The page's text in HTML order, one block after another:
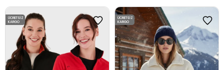
ÜCRETSIZ
KARGO
ÜCRETSIZ
KARGO